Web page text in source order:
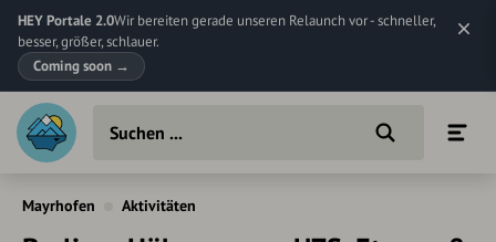
HEY Portale 2.0Wir bereiten gerade unseren Relaunch vor - schneller,
besser, größer, schlauer.
Coming soon →
Mayrhofen Aktivitäten